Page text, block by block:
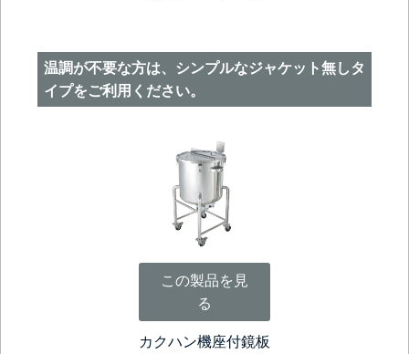
温調が不要な方は、シンプルなジャケット無しタ
イプをご利用ください。
この製品を見
る
カクハン機座付鏡板